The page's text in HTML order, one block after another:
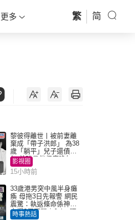
更多 繁 简
黎彼得離世丨被前妻離
棄成「帶子洪郎」 為38
歲「躺平」兒子還債多
年 曾盼尋伴侶度晚年
影視圈
15小時前
33歲港男突中風半身癱
瘓 母拖3日先報警 網民
震驚：執返條命係神蹟
自爆2個惡習｜Juicy叮
時事熱話